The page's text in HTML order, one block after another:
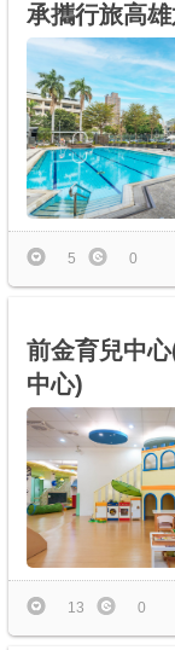
承攜行旅高
5 0
前金育兒中
中心)
13 0